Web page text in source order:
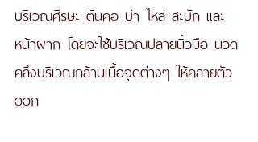
บริเวณศีรษะ ต้นคอ บ่า ไหล่ สะบัก และ
หน้าผาก โดยจะใช้บริเวณปลายนิ้วมือ นวด
คลึงบริเวณกล้ามเนื้อจุดต่างๆ ให้คลายตัว
ออก